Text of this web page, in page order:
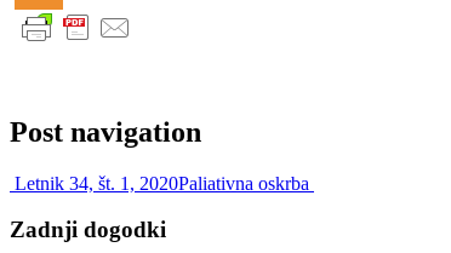
Post navigation
Letnik 34, št. 1, 2020Paliativna oskrba
Zadnji dogodki